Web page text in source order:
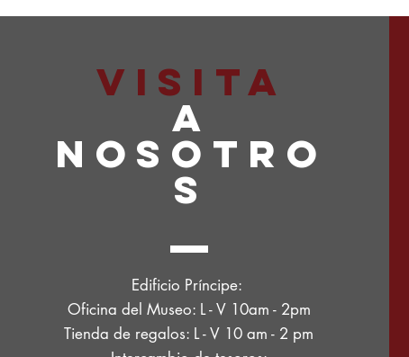
VISITA
A
NOSOTRO
S
Edificio Príncipe:
Oficina del Museo: L - V 10am - 2pm
Tienda de regalos: L - V 10 am - 2 pm